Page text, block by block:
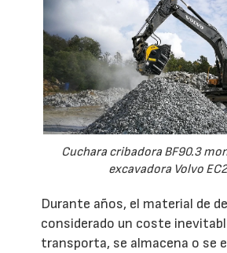
Cuchara cribadora BF90.3
excavadora Volvo
Durante años, el material de
considerado un coste
transporta, se almacena o se